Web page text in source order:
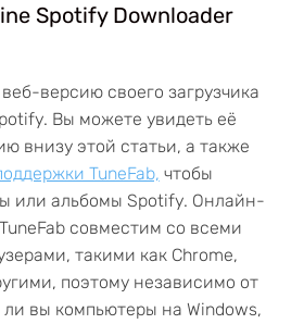
Spotify Downloader
версию своего загрузчика
Вы можете увидеть её
внизу этой статьи, а также
TuneFab, чтобы
или альбомы Spotify. Онлайн-
совместим со всеми
такими как Chrome,
поэтому независимо от
ли вы компьютеры на Windows,